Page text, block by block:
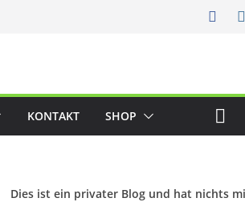
KONTAKT SHOP
Dies ist ein privater Blog und hat nichts